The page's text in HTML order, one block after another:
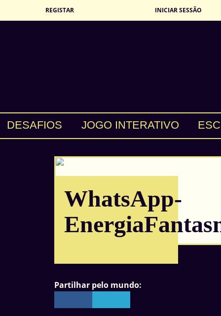
REGISTAR INICIAR SESSÃO
DESAFIOS JOGO INTERATIVO
WhatsApp-
Partilhar pelo mundo: